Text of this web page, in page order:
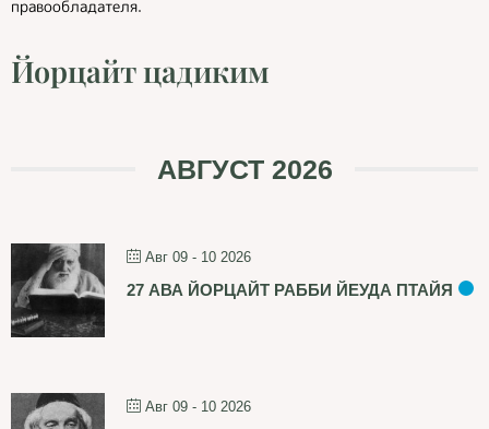
правообладателя.
Йорцайт цадиким
АВГУСТ 2026
Авг 09 - 10 2026
27 АВА ЙОРЦАЙТ РАББИ ЙЕУДА ПТАЙЯ
Авг 09 - 10 2026